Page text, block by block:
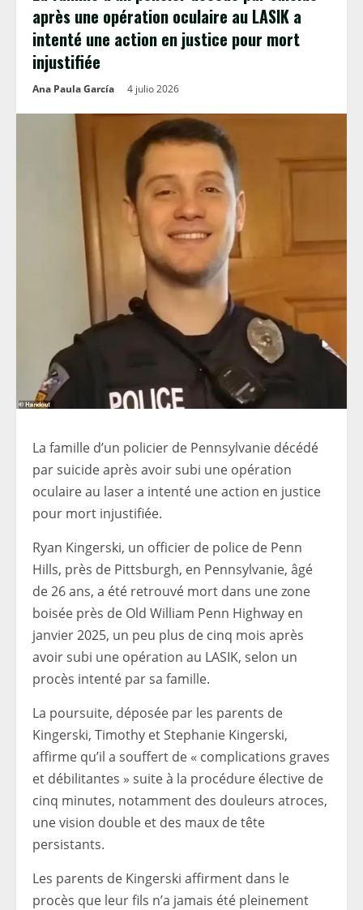
après une opération oculaire au LASIK a
intenté une action en justice pour mort
injustifiée
Ana Paula García 4 julio 2026
La famille d’un policier de Pennsylvanie décédé
par suicide après avoir subi une opération
oculaire au laser a intenté une action en justice
pour mort injustifiée.
Ryan Kingerski, un officier de police de Penn
Hills, près de Pittsburgh, en Pennsylvanie, âgé
de 26 ans, a été retrouvé mort dans une zone
boisée près de Old William Penn Highway en
janvier 2025, un peu plus de cinq mois après
avoir subi une opération au LASIK, selon un
procès intenté par sa famille.
La poursuite, déposée par les parents de
Kingerski, Timothy et Stephanie Kingerski,
affirme qu’il a souffert de « complications graves
et débilitantes » suite à la procédure élective de
cinq minutes, notamment des douleurs atroces,
une vision double et des maux de tête
persistants.
Les parents de Kingerski affirment dans le
procès que leur fils n’a jamais été pleinement